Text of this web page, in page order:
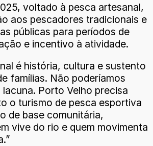
voltado à pesca artesanal,
aos pescadores tradicionais e
públicas para períodos de
e incentivo à atividade.
é história, cultura e sustento
famílias. Não poderíamos
lacuna. Porto Velho precisa
o turismo de pesca esportiva
de base comunitária,
vive do rio e quem movimenta